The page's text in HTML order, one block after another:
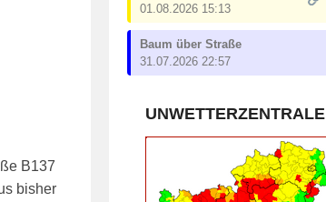
B137
bisher
01.08.2026 15:13
Baum über Straße
31.07.2026 22:57
UNWETTERZENTRALE